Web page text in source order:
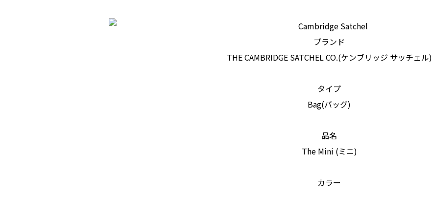
ブランド
THE CAMBRIDGE SATCHEL CO.(ケンブリッジ サッチェル)
タイプ
Bag(バッグ)
品名
The Mini (ミニ)
カラー